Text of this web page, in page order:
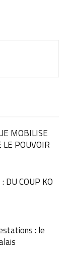
MOBILISE
POUVOIR
DU COUP KO
: le